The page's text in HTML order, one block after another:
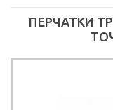
ПЕРЧАТКИ